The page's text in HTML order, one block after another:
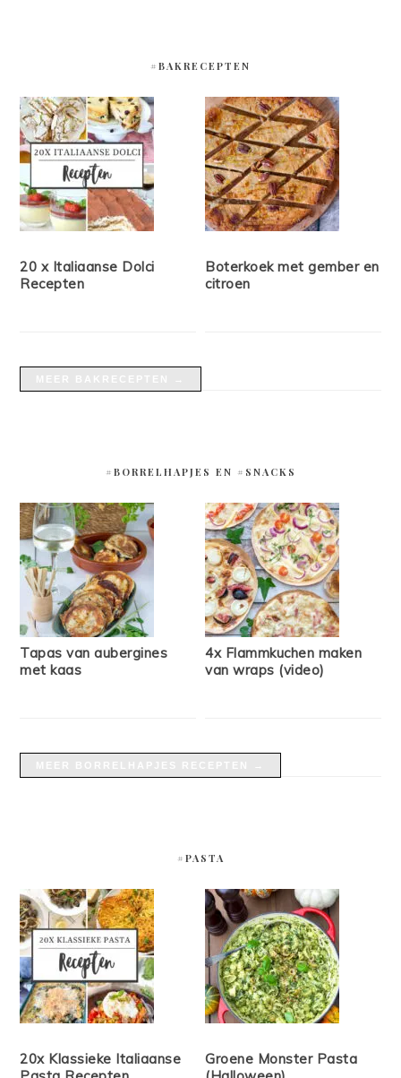
#BAKRECEPTEN
20 x Italiaanse Dolci
Recepten
Boterkoek met gember en
citroen
#BORRELHAPJES EN #SNACKS
Tapas van aubergines
met kaas
4x Flammkuchen maken
van wraps (video)
#PASTA
20x Klassieke Italiaanse
Groene Monster Pasta